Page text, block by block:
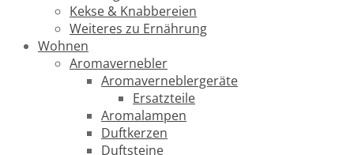
Kekse & Knabbereien
Weiteres zu Ernährung
Wohnen
Aromavernebler
Aromaverneblergeräte
Ersatzteile
Aromalampen
Duftkerzen
Duftsteine